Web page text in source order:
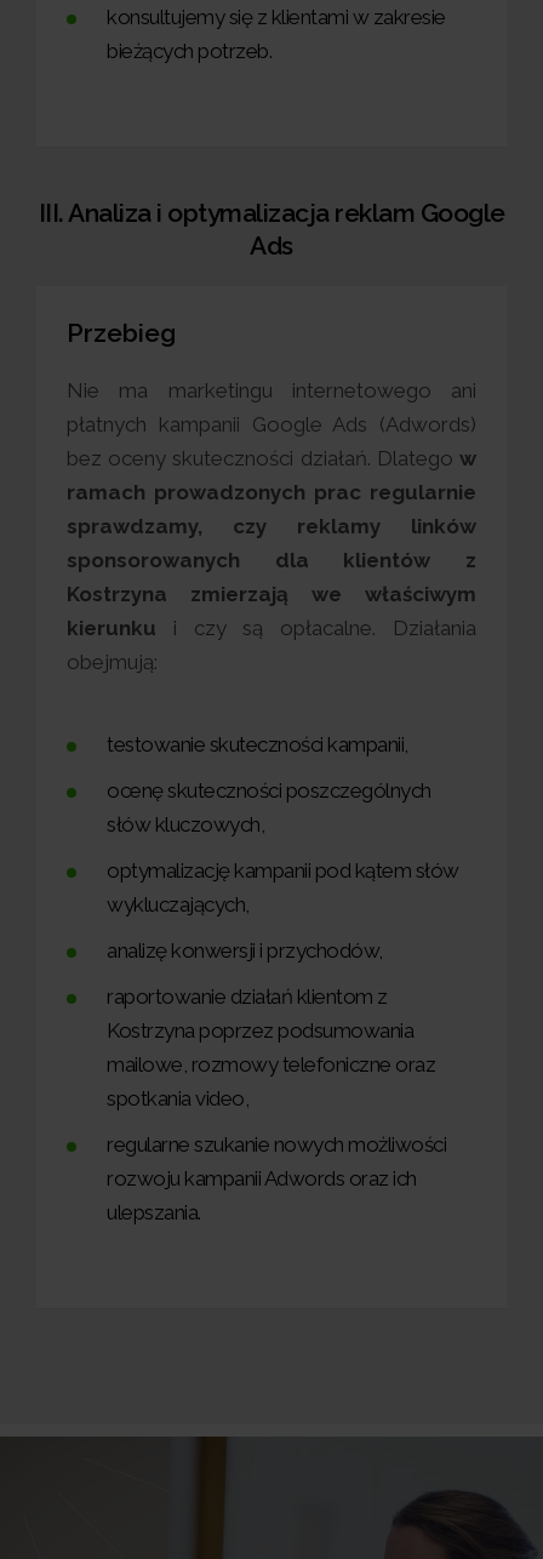
konsultujemy się z klientami w zakresie
bieżących potrzeb.
III. Analiza i optymalizacja reklam Google
Ads
Przebieg
Nie ma marketingu internetowego ani
płatnych kampanii Google Ads (Adwords)
bez oceny skuteczności działań. Dlatego w
ramach prowadzonych prac regularnie
sprawdzamy, czy reklamy linków
sponsorowanych dla klientów z
Kostrzyna zmierzają we właściwym
kierunku i czy są opłacalne. Działania
obejmują:
testowanie skuteczności kampanii,
ocenę skuteczności poszczególnych
słów kluczowych,
optymalizację kampanii pod kątem słów
wykluczających,
analizę konwersji i przychodów,
raportowanie działań klientom z
Kostrzyna poprzez podsumowania
mailowe, rozmowy telefoniczne oraz
spotkania video,
regularne szukanie nowych możliwości
rozwoju kampanii Adwords oraz ich
ulepszania.